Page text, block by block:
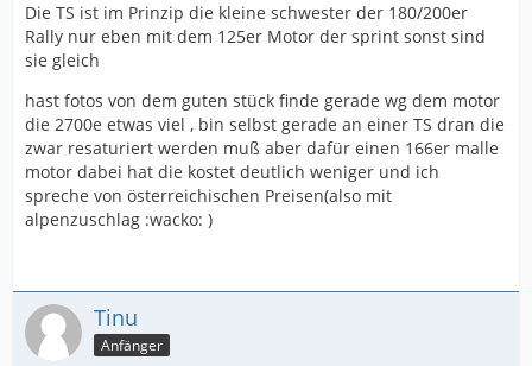
Die TS ist im Prinzip die kleine schwester der 180/200er
Rally nur eben mit dem 125er Motor der sprint sonst sind
sie gleich
hast fotos von dem guten stück finde gerade wg dem motor
die 2700e etwas viel , bin selbst gerade an einer TS dran die
zwar resaturiert werden muß aber dafür einen 166er malle
motor dabei hat die kostet deutlich weniger und ich
spreche von österreichischen Preisen(also mit
alpenzuschlag :wacko: )
Tinu
Anfänger